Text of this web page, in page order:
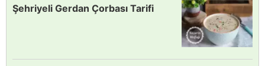
Şehriyeli Gerdan Çorbası Tarifi